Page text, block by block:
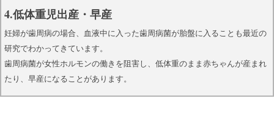
4.低体重児出産・早産
妊婦が歯周病の場合、血液中に入った歯周病菌が胎盤に入ることも最近の
研究でわかってきています。
歯周病菌が女性ホルモンの働きを阻害し、低体重のまま赤ちゃんが産まれ
たり、早産になることがあります。